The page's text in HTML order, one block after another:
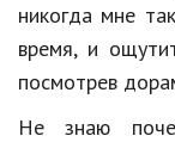
Знаменитости
Статьи
никогда мне
время, и
посмотрев
Не знаю